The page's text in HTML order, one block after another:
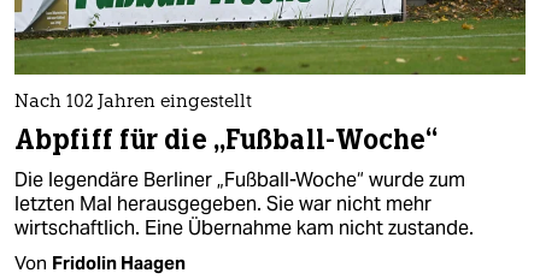
Nach 102 Jahren eingestellt
Abpfiff für die „Fußball-Woche“
Die legendäre Berliner „Fußball-Woche“ wurde zum
letzten Mal herausgegeben. Sie war nicht mehr
wirtschaftlich. Eine Übernahme kam nicht zustande.
Von Fridolin Haagen